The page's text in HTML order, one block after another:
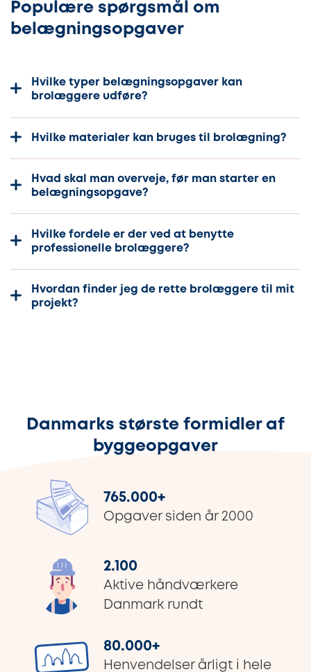
Populære spørgsmål om
belægningsopgaver
Hvilke typer belægningsopgaver kan
brolæggere udføre?
Hvilke materialer kan bruges til brolægning?
Hvad skal man overveje, før man starter en
belægningsopgave?
Hvilke fordele er der ved at benytte
professionelle brolæggere?
Hvordan finder jeg de rette brolæggere til mit
projekt?
Danmarks største formidler af
byggeopgaver
765.000+
Opgaver siden år 2000
2.100
Aktive håndværkere
Danmark rundt
80.000+
Henvendelser årligt i hele